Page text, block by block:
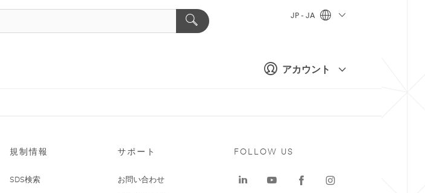
アカウント
JP - JA
規制情報
SDS検索
サポート
お問い合わせ
FOLLOW US